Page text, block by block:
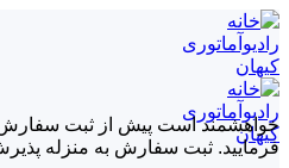
Skip
to
content
خواهشمند است پیش از ثبت سفارش،
فرمایید. ثبت سفارش به منزله